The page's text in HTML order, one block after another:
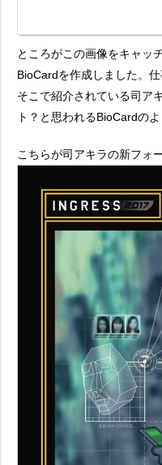
ところがこの画像をキャッ
BioCardを作成しました。仕
そこで紹介されている司ア
ト？と思われるBioCardのよ
こちらが司アキラの新フォ